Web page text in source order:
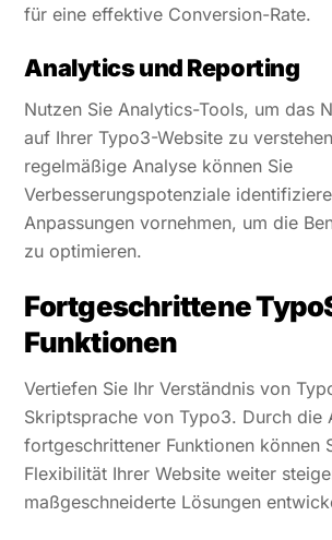
für eine effektive Conversion-Rate.
Analytics und Reporting
Nutzen Sie Analytics-Tools, um das
auf Ihrer Typo3-Website zu
regelmäßige Analyse können Sie
Verbesserungspotenziale
Anpassungen vornehmen, um die
zu optimieren.
Fortgeschrittene
Funktionen
Vertiefen Sie Ihr Verständnis von
Skriptsprache von Typo3. Durch die
fortgeschrittener Funktionen können
Flexibilität Ihrer Website weiter
maßgeschneiderte Lösungen